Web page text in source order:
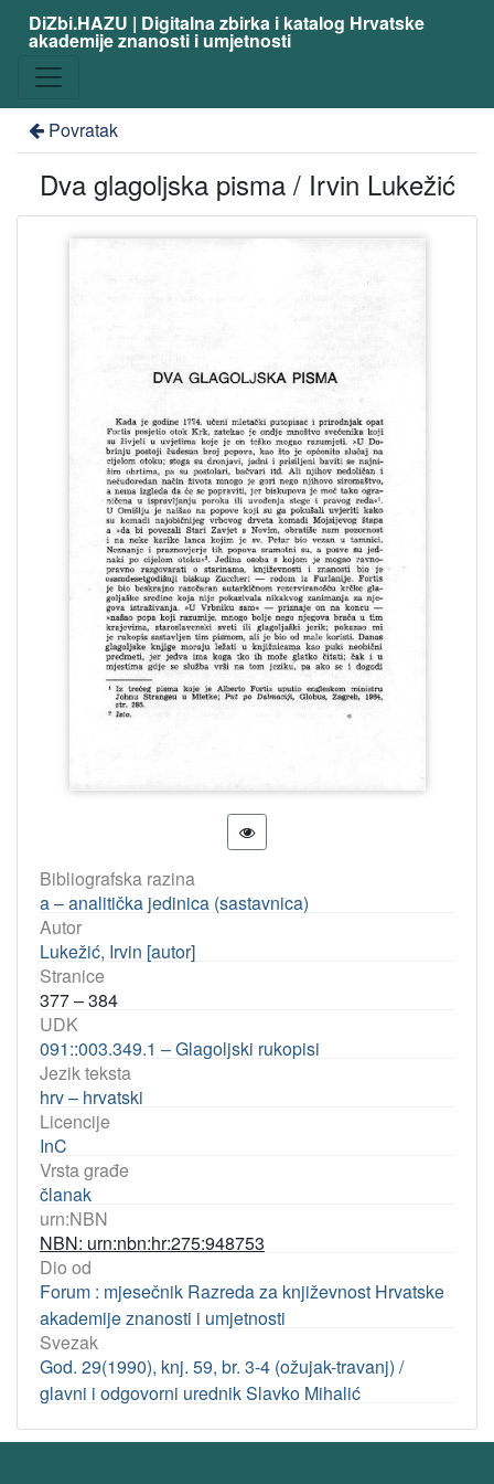
DiZbi.HAZU | Digitalna zbirka i katalog Hrvatske
akademije znanosti i umjetnosti
Povratak
Dva glagoljska pisma / Irvin Lukežić
Bibliografska razina
a – analitička jedinica (sastavnica)
Autor
Lukežić, Irvin [autor]
Stranice
377 – 384
UDK
091::003.349.1 – Glagoljski rukopisi
Jezik teksta
hrv – hrvatski
Licencije
InC
Vrsta građe
članak
urn:NBN
NBN: urn:nbn:hr:275:948753
Dio od
Forum : mjesečnik Razreda za književnost Hrvatske
akademije znanosti i umjetnosti
Svezak
God. 29(1990), knj. 59, br. 3-4 (ožujak-travanj) /
glavni i odgovorni urednik Slavko Mihalić